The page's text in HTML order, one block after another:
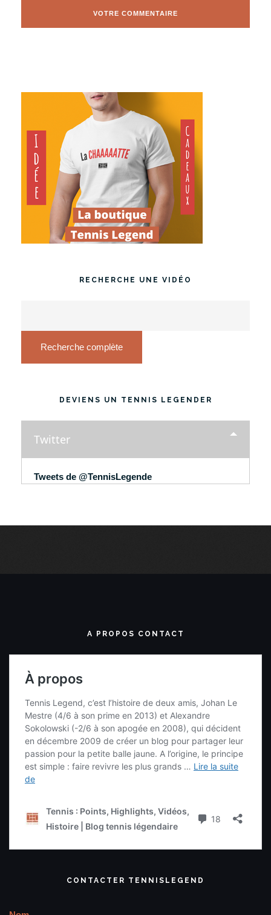
RECHERCHE UNE VIDÉO
Recherche complète
DEVIENS UN TENNIS LEGENDER
Twitter
Tweets de @TennisLegende
A PROPOS CONTACT
CONTACTER TENNISLEGEND